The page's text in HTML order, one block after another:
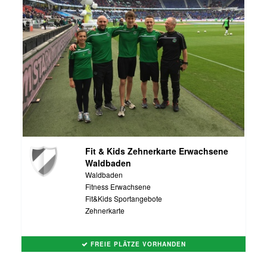
Fit & Kids Zehnerkarte Erwachsene
Waldbaden
Waldbaden
Fitness Erwachsene
Fit&Kids Sportangebote
Zehnerkarte
FREIE PLÄTZE VORHANDEN